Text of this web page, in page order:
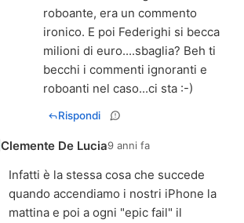
roboante, era un commento
ironico. E poi Federighi si becca
milioni di euro....sbaglia? Beh ti
becchi i commenti ignoranti e
roboanti nel caso...ci sta :-)
Rispondi
Clemente De Lucia9 anni fa
Infatti è la stessa cosa che succede
quando accendiamo i nostri iPhone la
mattina e poi a ogni "epic fail" il